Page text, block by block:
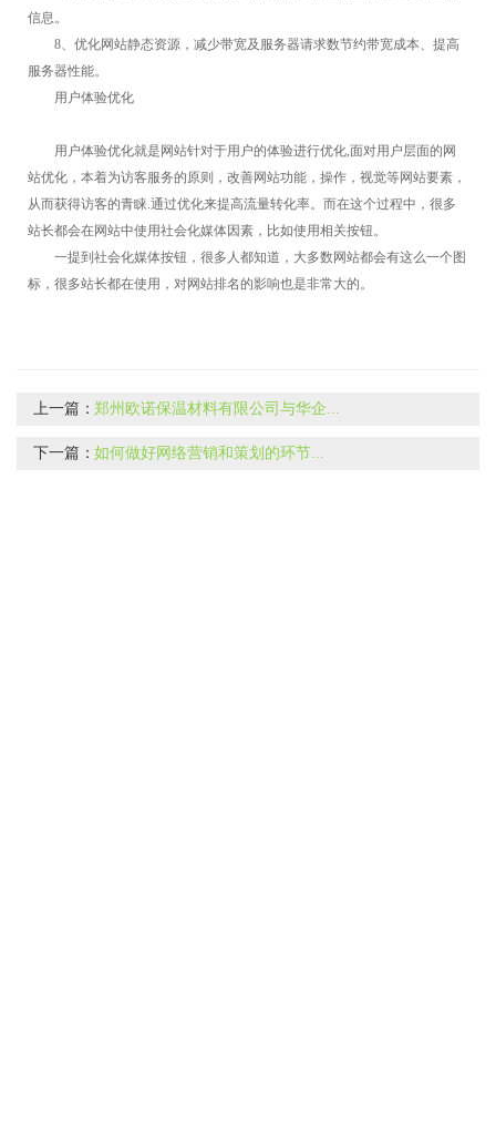
信息。
8、优化网站静态资源，减少带宽及服务器请求数节约带宽成本、提高
服务器性能。
用户体验优化
用户体验优化就是网站针对于用户的体验进行优化,面对用户层面的网
站优化，本着为访客服务的原则，改善网站功能，操作，视觉等网站要素，
从而获得访客的青睐.通过优化来提高流量转化率。而在这个过程中，很多
站长都会在网站中使用社会化媒体因素，比如使用相关按钮。
一提到社会化媒体按钮，很多人都知道，大多数网站都会有这么一个图
标，很多站长都在使用，对网站排名的影响也是非常大的。
上一篇：郑州欧诺保温材料有限公司与华企...
下一篇：如何做好网络营销和策划的环节...